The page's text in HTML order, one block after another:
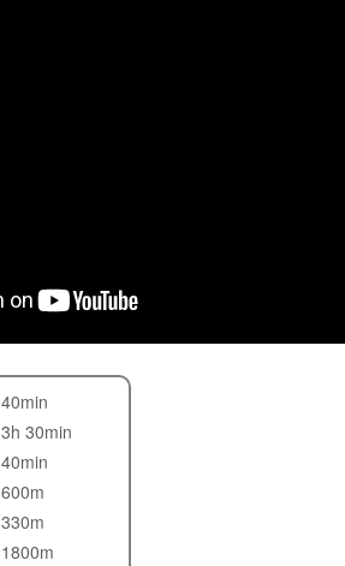
40min
3h 30min
40min
600m
330m
1800m